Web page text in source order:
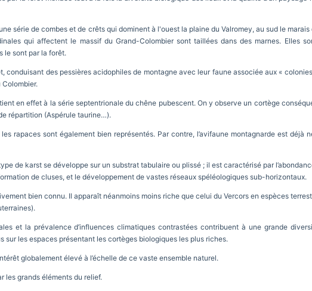
série de combes et de crêts qui dominent à l'ouest la plaine du Valromey, au sud le
qui affectent le massif du Grand-Colombier sont taillées dans des marnes. Elles
le sont par la forêt.
conduisant des pessières acidophiles de montagne avec leur faune associée aux «
en effet à la série septentrionale du chêne pubescent. On y observe un cortège
répartition (Aspérule taurine…).
rapaces sont également bien représentés. Par contre, l’avifaune montagnarde est déjà
de karst se développe sur un substrat tabulaire ou plissé ; il est caractérisé par
de cluses, et le développement de vastes réseaux spéléologiques sub-horizontaux.
bien connu. Il apparaît néanmoins moins riche que celui du Vercors en espèces
et la prévalence d’influences climatiques contrastées contribuent à une grande
sur les espaces présentant les cortèges biologiques les plus riches.
globalement élevé à l’échelle de ce vaste ensemble naturel.
les grands éléments du relief.